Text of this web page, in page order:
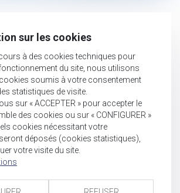
sur les cookies
à des cookies techniques pour
du site, nous utilisons
soumis à votre consentement
statistiques de visite.
sur « ACCEPTER » pour accepter le
des cookies ou sur « CONFIGURER »
cookies nécessitant votre
déposés (cookies statistiques),
votre visite du site.